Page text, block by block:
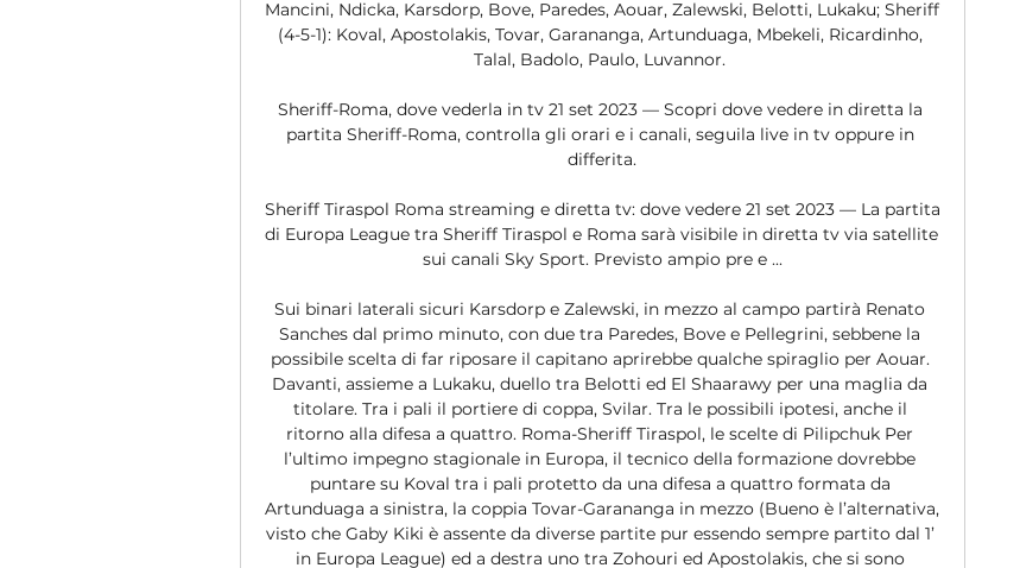
Mancini, Ndicka, Karsdorp, Bove, Paredes, Aouar, Zalewski, Belotti, Lukaku; Sheriff
(4-5-1): Koval, Apostolakis, Tovar, Garananga, Artunduaga, Mbekeli, Ricardinho,
Talal, Badolo, Paulo, Luvannor.
Sheriff-Roma, dove vederla in tv 21 set 2023 — Scopri dove vedere in diretta la
partita Sheriff-Roma, controlla gli orari e i canali, seguila live in tv oppure in
differita.
Sheriff Tiraspol Roma streaming e diretta tv: dove vedere 21 set 2023 — La partita
di Europa League tra Sheriff Tiraspol e Roma sarà visibile in diretta tv via satellite
sui canali Sky Sport. Previsto ampio pre e ...
Sui binari laterali sicuri Karsdorp e Zalewski, in mezzo al campo partirà Renato
Sanches dal primo minuto, con due tra Paredes, Bove e Pellegrini, sebbene la
possibile scelta di far riposare il capitano aprirebbe qualche spiraglio per Aouar.
Davanti, assieme a Lukaku, duello tra Belotti ed El Shaarawy per una maglia da
titolare. Tra i pali il portiere di coppa, Svilar. Tra le possibili ipotesi, anche il
ritorno alla difesa a quattro. Roma-Sheriff Tiraspol, le scelte di Pilipchuk Per
l’ultimo impegno stagionale in Europa, il tecnico della formazione dovrebbe
puntare su Koval tra i pali protetto da una difesa a quattro formata da
Artunduaga a sinistra, la coppia Tovar-Garananga in mezzo (Bueno è l’alternativa,
visto che Gaby Kiki è assente da diverse partite pur essendo sempre partito dal 1’
in Europa League) ed a destra uno tra Zohouri ed Apostolakis, che si sono